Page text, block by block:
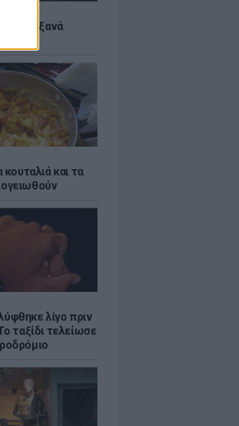
ξανά
κουταλιά και τα
λίγο πριν
ταξίδι τελείωσε